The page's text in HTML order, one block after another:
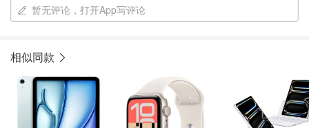
暂无评论，打开App写评论
相似同款